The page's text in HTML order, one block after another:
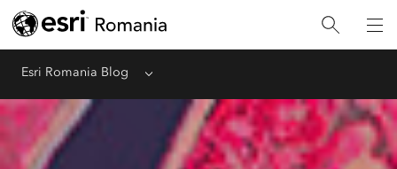
Esri Romania Blog Menu